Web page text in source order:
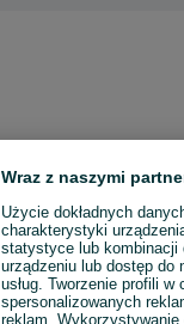
Wraz z naszymi
Użycie dokładnych
charakterystyki
statystyce lub kombinacji
urządzeniu lub dostęp do
usług. Tworzenie profili
spersonalizowanych
reklam.